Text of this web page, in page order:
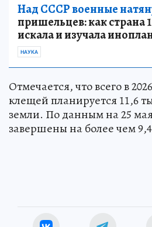
Над СССР военные
пришельцев: как страна
искала и изучала
НАУКА
Отмечается, что всего в
клещей планируется 11,6
земли. По данным на 25
завершены на более чем